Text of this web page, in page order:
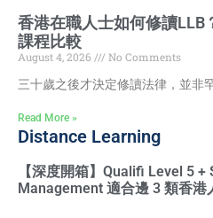
香港在職人士如何修讀LLB
課程比較
August 4, 2026
No Comments
三十歲之後才決定修讀法律，並非
Read More »
Distance Learning
【深度開箱】Qualifi Level 5
Management 適合邊 3 類香港